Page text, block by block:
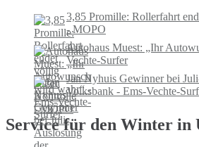
3,85 Promille: Rollerfahrt
- MOPO
Autohaus Muest: „Ihr
Vechte-Surfer
Jan Nyhuis Gewinner bei
Volksbank - Ems-Vechte-
Service für den Winter in